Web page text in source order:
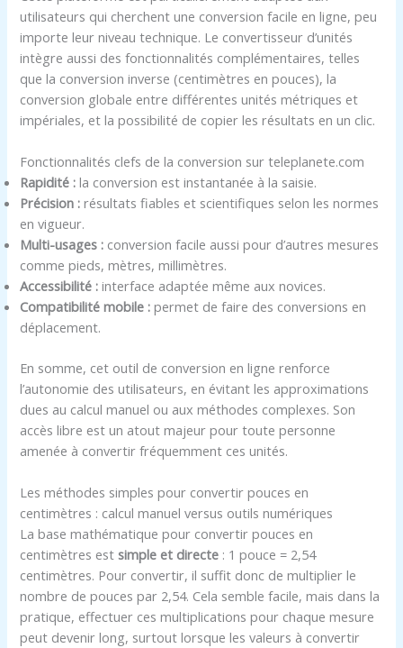
utilisateurs qui cherchent une conversion facile en ligne, peu
importe leur niveau technique. Le convertisseur d’unités
intègre aussi des fonctionnalités complémentaires, telles
que la conversion inverse (centimètres en pouces), la
conversion globale entre différentes unités métriques et
impériales, et la possibilité de copier les résultats en un clic.
Fonctionnalités clefs de la conversion sur teleplanete.com
Rapidité : la conversion est instantanée à la saisie.
Précision : résultats fiables et scientifiques selon les normes
en vigueur.
Multi-usages : conversion facile aussi pour d’autres mesures
comme pieds, mètres, millimètres.
Accessibilité : interface adaptée même aux novices.
Compatibilité mobile : permet de faire des conversions en
déplacement.
En somme, cet outil de conversion en ligne renforce
l’autonomie des utilisateurs, en évitant les approximations
dues au calcul manuel ou aux méthodes complexes. Son
accès libre est un atout majeur pour toute personne
amenée à convertir fréquemment ces unités.
Les méthodes simples pour convertir pouces en
centimètres : calcul manuel versus outils numériques
La base mathématique pour convertir pouces en
centimètres estsimple et directe : 1 pouce = 2,54
centimètres. Pour convertir, il suffit donc de multiplier le
nombre de pouces par 2,54. Cela semble facile, mais dans la
pratique, effectuer ces multiplications pour chaque mesure
peut devenir long, surtout lorsque les valeurs à convertir